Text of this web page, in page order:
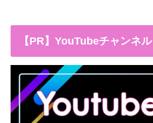
【PR】YouTubeチャンネル